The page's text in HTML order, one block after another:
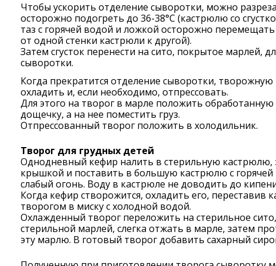
Чтобы ускорить отделение сыворотки, можно
осторожно подогреть до 36-38°С (кастрюлю со
таз с горячей водой и ложкой осторожно
от одной стенки кастрюли к другой).
Затем сгусток перенести на сито, покрытое марлей,
сыворотки.
Когда прекратится отделение сыворотки, творожную
охладить и, если необходимо, отпрессовать.
Для этого на творог в марле положить
дощечку, а на нее поместить груз.
Отпрессованный творог положить в холодильник.
Творог для грудных детей
Однодневный кефир налить в стерильную кастрюлю,
крышкой и поставить в большую кастрюлю с горячей
слабый огонь. Воду в кастрюле не доводить до
Когда кефир створожится, охладить его, переставив
творогом в миску с холодной водой.
Охлажденный творог переложить на стерильное
стерильной марлей, слегка отжать в марле, затем
эту марлю. В готовый творог добавить сахарный